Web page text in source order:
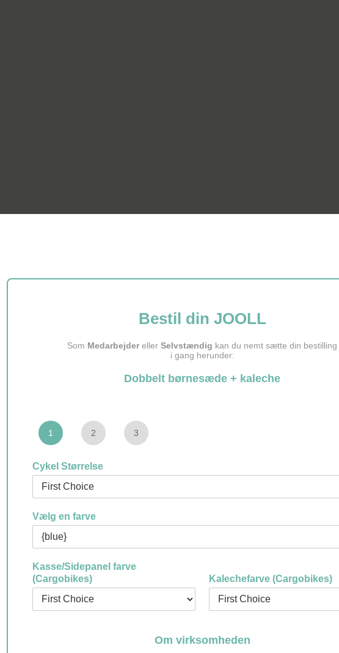
Bestil din JOOLL
Som Medarbejder eller Selvstændig kan du nemt sætte din bestilling
i gang herunder:
Dobbelt børnesæde + kaleche
1 2 3
Cykel Størrelse
Vælg en farve
Kasse/Sidepanel farve
(Cargobikes)
Kalechefarve (Cargobikes)
Om virksomheden